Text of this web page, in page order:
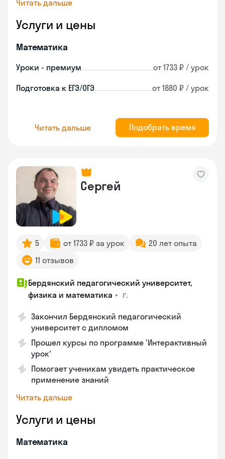
Читать дальше
Услуги и цены
Математика
Уроки - премиум от 1733 ₽ / урок
Подготовка к ЕГЭ/ОГЭ от 1880 ₽ / урок
Читать дальше Подобрать время
Сергей
5 от 1733 ₽ за урок
20 лет опыта
11 отзывов
Бердянский педагогический университет,
физика и математика • г.
Закончил Бердянский педагогический
университет с дипломом
Прошел курсы по программе 'Интерактивный
урок'
Помогает ученикам увидеть практическое
применение знаний
Читать дальше
Услуги и цены
Математика